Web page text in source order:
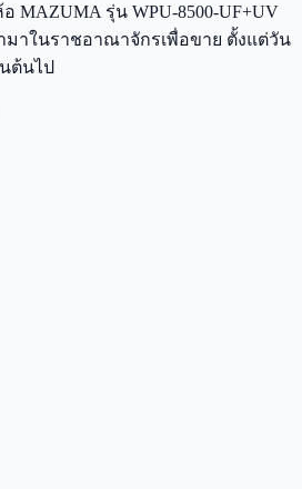
MAZUMA รุ่น WPU-8500-UF+UV
มาในราชอาณาจักรเพื่อขาย ตั้งแต่วัน
ต้นไป